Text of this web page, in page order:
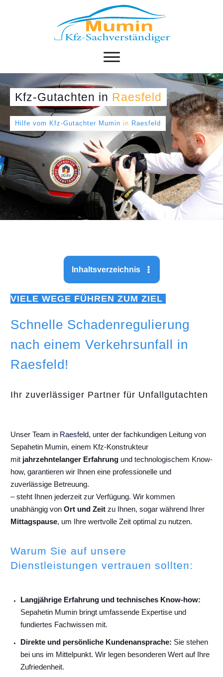
Kfz-Gutachten in Raesfeld
Hilfe vom Kfz-Gutachter Mumin in Raesfeld
Inhaltsverzeichnis
VIELE WEGE FÜHREN ZUM ZIEL
Schnelle Schadenregulierung
nach einem Verkehrsunfall in
Raesfeld!
Ihr zuverlässiger Partner für Unfallgutachten
Unser Team in Raesfeld, unter der fachkundigen Leitung von
Sepahetin Mumin, einem Kfz-Konstrukteur
mit jahrzehntelanger Erfahrung und technologischem Know-
how, garantieren wir Ihnen eine professionelle und
zuverlässige Betreuung.
– steht Ihnen jederzeit zur Verfügung. Wir kommen
unabhängig von Ort und Zeit zu Ihnen, sogar während Ihrer
Mittagspause, um Ihre wertvolle Zeit optimal zu nutzen.
Warum Sie auf unsere
Dienstleistungen vertrauen sollten:
Langjährige Erfahrung und technisches Know-how:
Sepahetin Mumin bringt umfassende Expertise und
fundiertes Fachwissen mit.
Direkte und persönliche Kundenansprache: Sie stehen
bei uns im Mittelpunkt. Wir legen besonderen Wert auf Ihre
Zufriedenheit.